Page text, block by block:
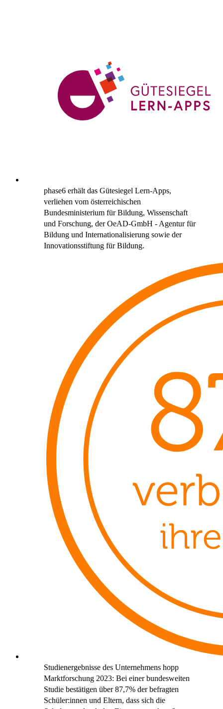
phase6 erhält das Gütesiegel Lern-Apps,
verliehen vom österreichischen
Bundesministerium für Bildung, Wissenschaft
und Forschung, der OeAD-GmbH - Agentur für
Bildung und Internationalisierung sowie der
Innovationsstiftung für Bildung.
Studienergebnisse des Unternehmens hopp
Marktforschung 2023: Bei einer bundesweiten
Studie bestätigen über 87,7% der befragten
Schüler:innen und Eltern, dass sich die